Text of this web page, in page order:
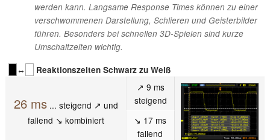
werden kann. Langsame Response Times können zu einer
verschwommenen Darstellung, Schlieren und Geisterbilder
führen. Besonders bei schnellen 3D-Spielen sind kurze
Umschaltzeiten wichtig.
↔
Reaktionszeiten Schwarz zu Weiß
26 ms... steigend ↗ und
fallend ↘ kombiniert
↗ 9 ms
steigend
↘ 17 ms
fallend